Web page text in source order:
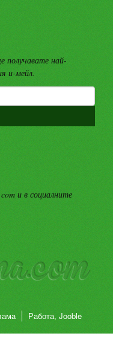
получавате най-
и-мейл.
и в социалните
Работа, Jooble